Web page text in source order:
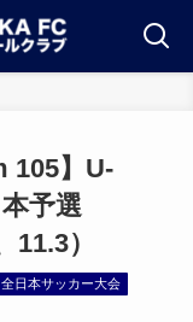
105】U-
予選
11.3）
日本サッカー大会